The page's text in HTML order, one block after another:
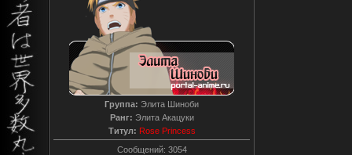
Группа: Элита Шиноби
Ранг: Элита Акацуки
Титул: Rose Princess
Сообщений: 3054